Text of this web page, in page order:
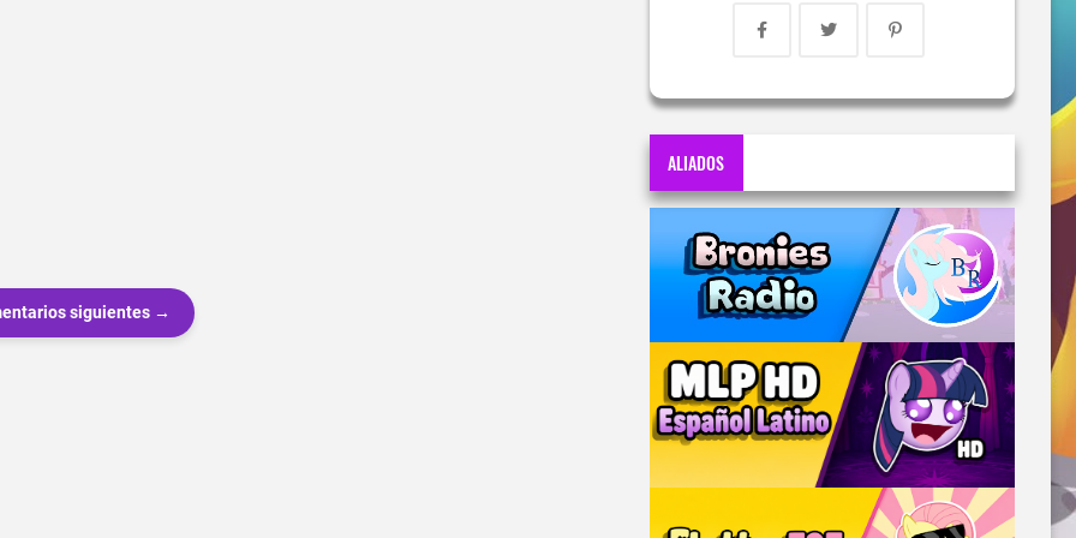
siguientes →
ALIADOS